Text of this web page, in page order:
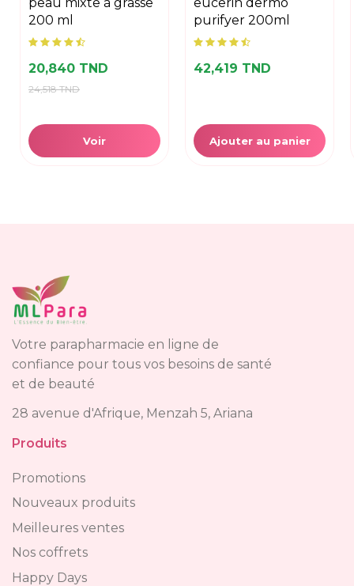
peau mixte à grasse
200 ml
20,840 TND
24,518 TND
Voir
eucerin dermo
purifyer 200ml
42,419 TND
Ajouter au panier
Votre parapharmacie en ligne de
confiance pour tous vos besoins de santé
et de beauté
28 avenue d'Afrique, Menzah 5, Ariana
Produits
Promotions
Nouveaux produits
Meilleures ventes
Nos coffrets
Happy Days